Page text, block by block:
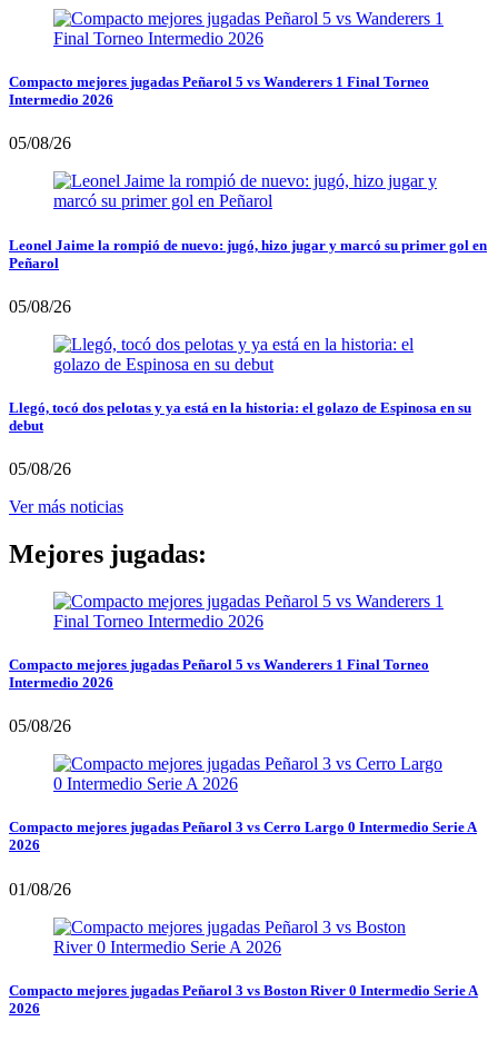
Compacto mejores jugadas Peñarol 5 vs Wanderers 1 Final Torneo
Intermedio 2026
05/08/26
Leonel Jaime la rompió de nuevo: jugó, hizo jugar y marcó su primer gol en
Peñarol
05/08/26
Llegó, tocó dos pelotas y ya está en la historia: el golazo de Espinosa en su
debut
05/08/26
Ver más noticias
Mejores jugadas:
Compacto mejores jugadas Peñarol 5 vs Wanderers 1 Final Torneo
Intermedio 2026
05/08/26
Compacto mejores jugadas Peñarol 3 vs Cerro Largo 0 Intermedio Serie A
2026
01/08/26
Compacto mejores jugadas Peñarol 3 vs Boston River 0 Intermedio Serie A
2026